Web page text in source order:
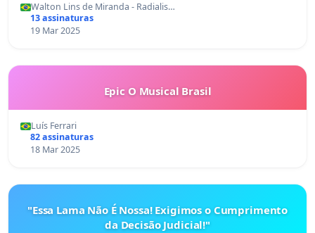
Walton Lins de Miranda - Radialis…
13 assinaturas
19 Mar 2025
Epic O Musical Brasil
Luís Ferrari
82 assinaturas
18 Mar 2025
"Essa Lama Não É Nossa! Exigimos o Cumprimento
da Decisão Judicial!"